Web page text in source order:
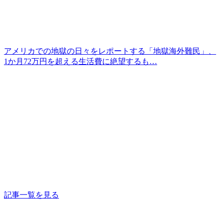
アメリカでの地獄の日々をレポートする「地獄海外難民」、
1か月72万円を超える生活費に絶望するも…
記事一覧を見る